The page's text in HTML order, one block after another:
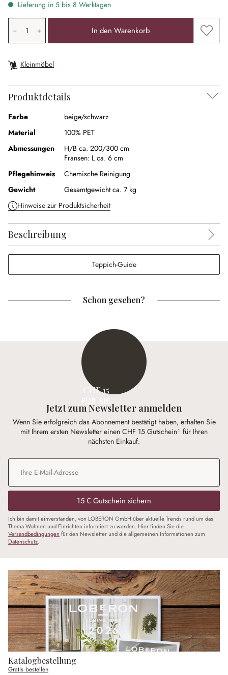
Lieferung in 5 bis 8 Werktagen
Produkt Anzahl: Gib den gewünschten Wert ein oder
In den Warenkorb Zum
Kleinmöbel
Produktdetails
Farbe
beige/schwarz
Material
100% PET
Abmessungen
H/B ca. 200/300 cm
Fransen: L ca. 6 cm
Pflegehinweis
Chemische Reinigung
Gewicht
Gesamtgewicht ca. 7 kg
Hinweise zur Produktsicherheit
Beschreibung
Teppich-Guide
Schon gesehen?
CHF 15
Jetzt zum Newsletter anmelden
Wenn Sie erfolgreich das Abonnement bestätigt haben, erhalten Sie
mit Ihrem ersten Newsletter einen CHF 15 Gutschein¹ für Ihren
nächsten Einkauf.
E-Mail-Adresse
15 € Gutschein sichern
Ich bin damit einverstanden, von LOBERON GmbH über aktuelle Trends rund um das
Thema Wohnen und Einrichten informiert zu werden. Hier finden Sie die
Versandbedingungen für den Newsletter und die allgemeinen Informationen zum
Datenschutz.
Katalogbestellung
Gratis bestellen